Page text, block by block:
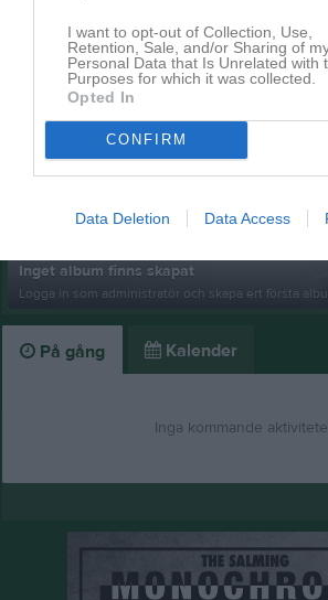
I want to opt-out of Collection, Use,
Retention, Sale, and/or Sharing of
Personal Data that Is Unrelated with
Purposes for which it was collected.
Opted In
CONFIRM
Data Deletion Data Access
Ingen video uppladdad
Logga in och ladda upp ert första klipp
Senast uppdaterade album
Inget album finns skapat
Logga in som administratör och skapa ert första
På gång Kalender
Inga kommande